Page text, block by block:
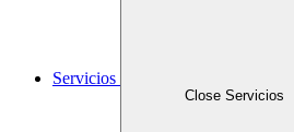
Servicios
Close Servicios